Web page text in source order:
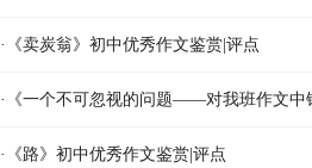
·《卖炭翁》初中优秀作文鉴赏|评点
·《一个不可忽视的问题——对我班作文中
·《路》初中优秀作文鉴赏|评点